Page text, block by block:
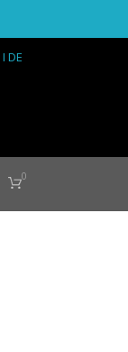
I DE
0